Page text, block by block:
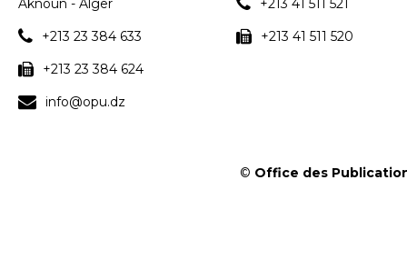
Aknoun - Alger
+213 23 384 633
+213 23 384 624
info@opu.dz
+213 41 511 521
+213 41 511 520
© Office des